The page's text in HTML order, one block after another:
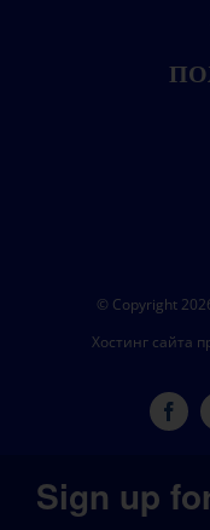
© Copyright
Хостинг сайта
Sign up